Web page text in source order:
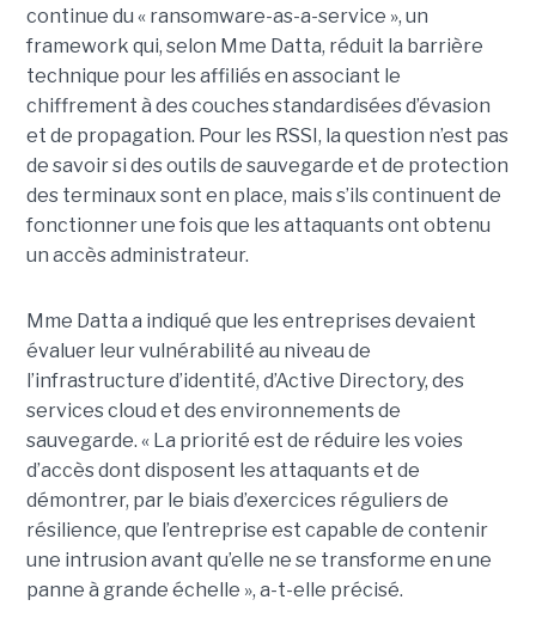
continue du « ransomware-as-a-service », un
framework qui, selon Mme Datta, réduit la barrière
technique pour les affiliés en associant le
chiffrement à des couches standardisées d’évasion
et de propagation. Pour les RSSI, la question n’est pas
de savoir si des outils de sauvegarde et de protection
des terminaux sont en place, mais s’ils continuent de
fonctionner une fois que les attaquants ont obtenu
un accès administrateur.
Mme Datta a indiqué que les entreprises devaient
évaluer leur vulnérabilité au niveau de
l’infrastructure d’identité, d’Active Directory, des
services cloud et des environnements de
sauvegarde. « La priorité est de réduire les voies
d’accès dont disposent les attaquants et de
démontrer, par le biais d’exercices réguliers de
résilience, que l’entreprise est capable de contenir
une intrusion avant qu’elle ne se transforme en une
panne à grande échelle », a-t-elle précisé.